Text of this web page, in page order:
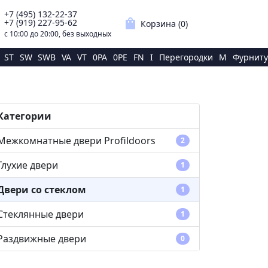
+7 (495) 132-22-37
+7 (919) 227-95-62
с 10:00 до 20:00, без выходных
shopping_bag Корзина (0)
ST SW SWB VA VT 0PA 0PE FN I Перегородки M
двери Profildoors
2
двери 1
со стеклом 1
двери 1
двери 0